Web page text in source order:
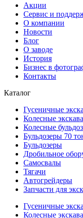
Акции
Сервис и
О компании
Новости
Блог
О заводе
История
Бизнес в
Контакты
Каталог
Гусеничные
Колесные
Колесные
Бульдозеры 70
Бульдозеры
Дробильное
Самосвалы
Тягачи
Автогрейдеры
Запчасти для
Гусеничные
Колесные